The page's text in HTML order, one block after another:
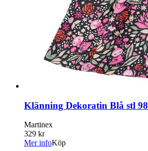
Klänning Dekoratin Blå stl 98
Martinex
329 kr
Mer infoKöp